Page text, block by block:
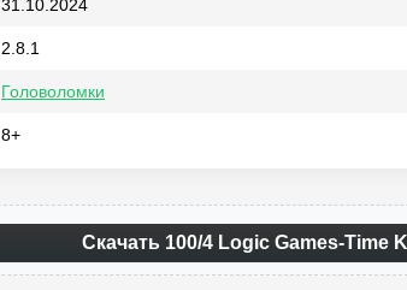
31.10.2024
2.8.1
Головоломки
8+
Скачать 100/4 Logic Games-